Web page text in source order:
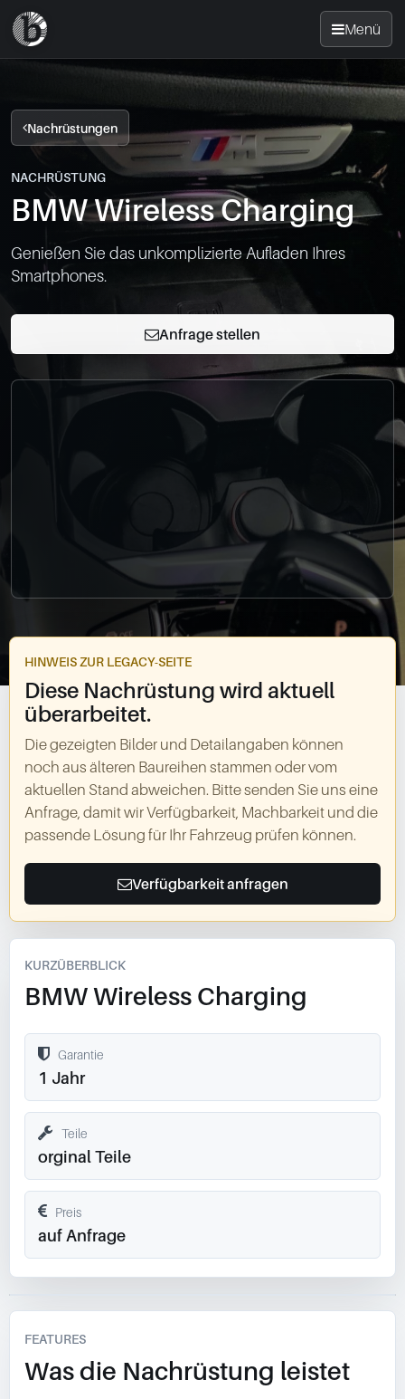
Menü
Nachrüsten
News
FAQ
Standorte
Nachrüstungen
NACHRÜSTUNG
BMW Wireless Charging
Genießen Sie das unkomplizierte Aufladen Ihres
Smartphones.
Anfrage stellen
HINWEIS ZUR LEGACY-SEITE
Diese Nachrüstung wird aktuell
überarbeitet.
Die gezeigten Bilder und Detailangaben können
noch aus älteren Baureihen stammen oder vom
aktuellen Stand abweichen. Bitte senden Sie uns eine
Anfrage, damit wir Verfügbarkeit, Machbarkeit und die
passende Lösung für Ihr Fahrzeug prüfen können.
Verfügbarkeit anfragen
KURZÜBERBLICK
BMW Wireless Charging
Garantie
1 Jahr
Teile
orginal Teile
Preis
auf Anfrage
FEATURES
Was die Nachrüstung leistet